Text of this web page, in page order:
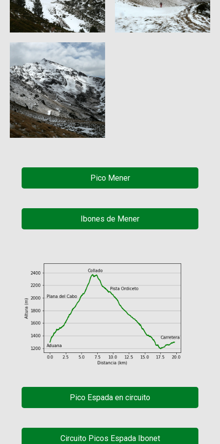
Pico Mener
Ibones de Mener
Pico Espada en circuito
Circuito Picos Espada Ibonet